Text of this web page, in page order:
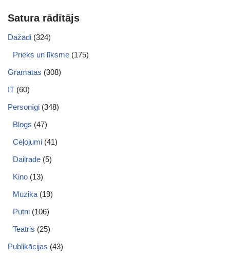
Satura rādītājs
Dažādi (324)
Prieks un līksme (175)
Grāmatas (308)
IT (60)
Personīgi (348)
Blogs (47)
Ceļojumi (41)
Daiļrade (5)
Kino (13)
Mūzika (19)
Putni (106)
Teātris (25)
Publikācijas (43)